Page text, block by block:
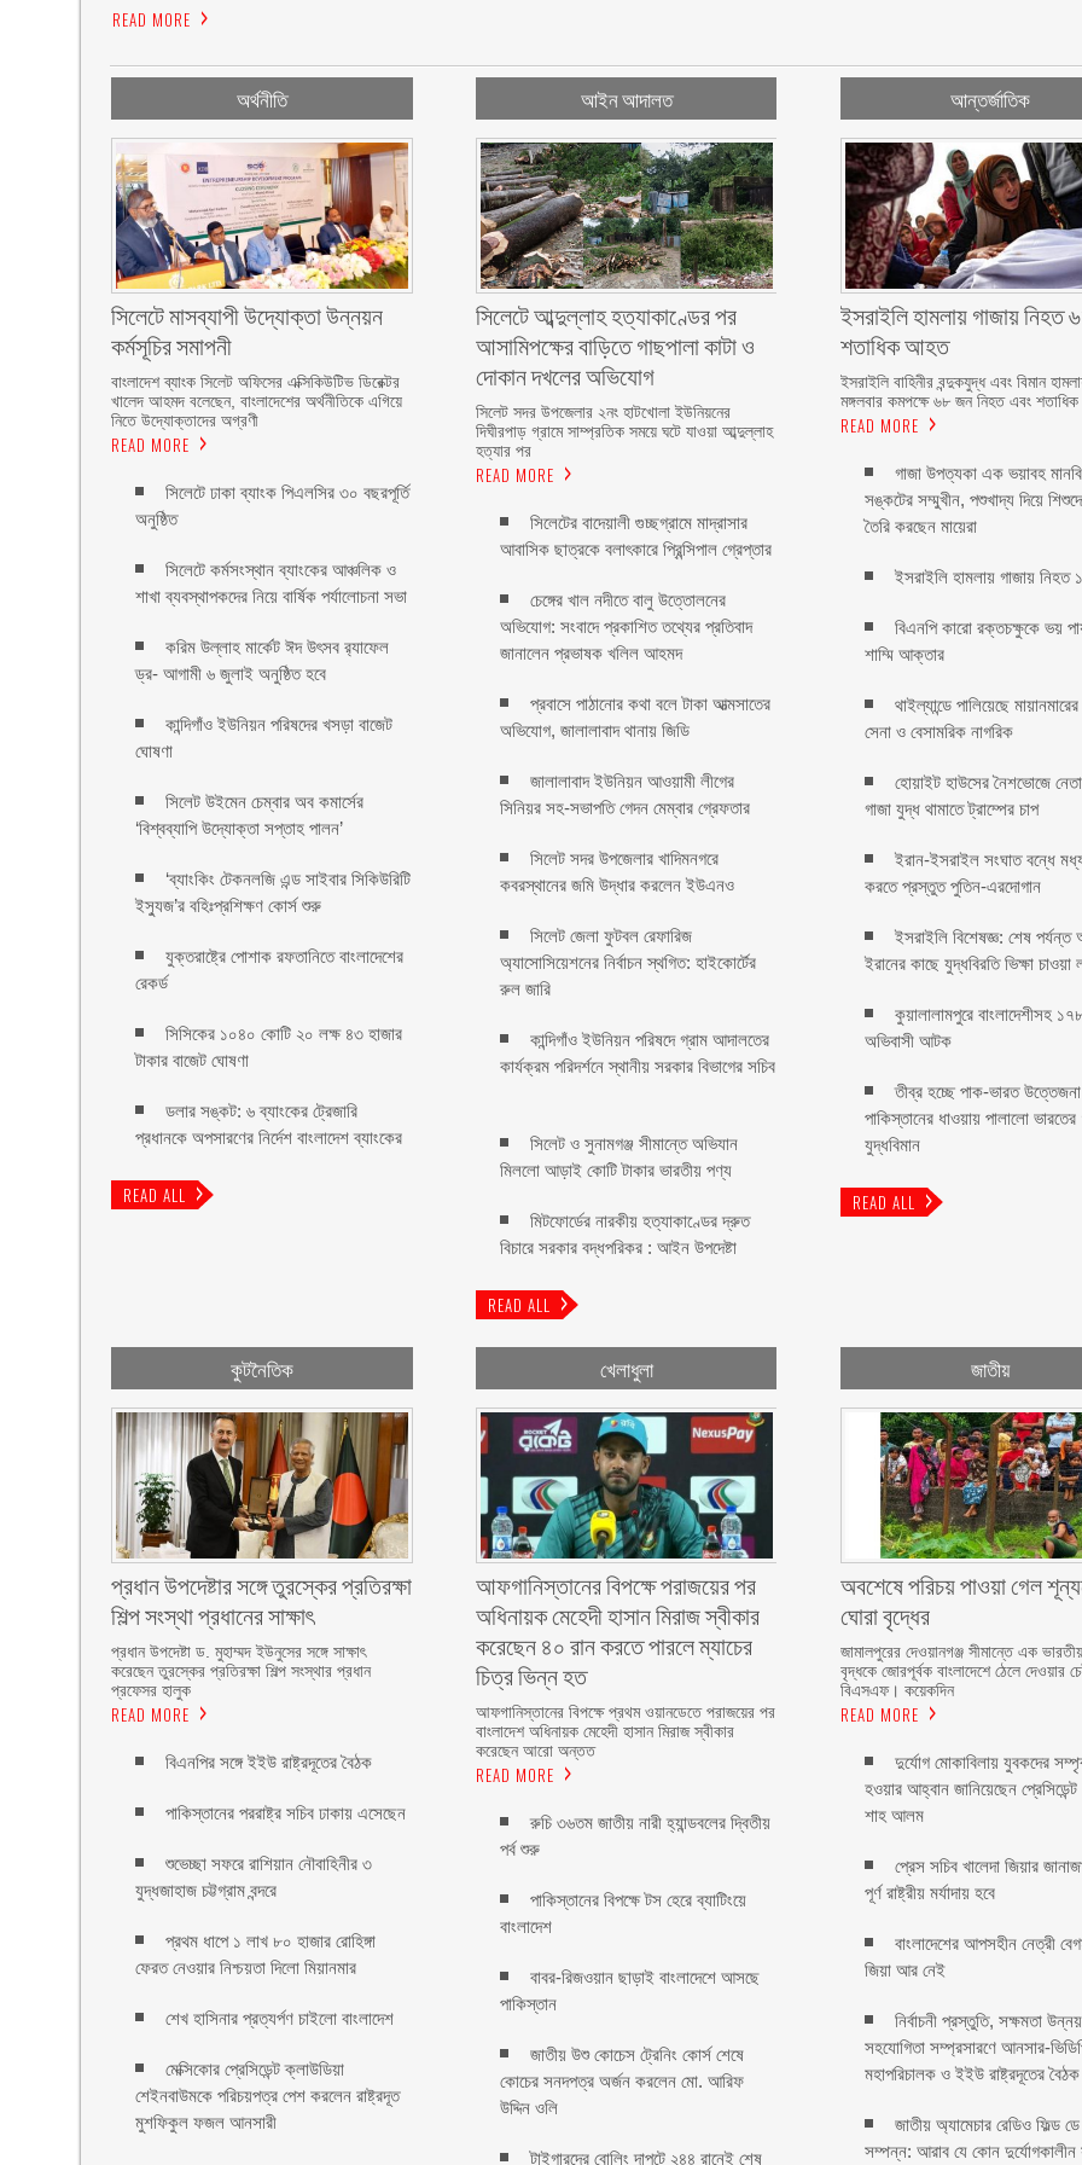
READ MORE
অর্থনীতি
সিলেটে মাসব্যাপী উদ্যোক্তা উন্নয়ন
কর্মসূচির সমাপনী
বাংলাদেশ ব্যাংক সিলেট অফিসের এক্সিকিউটিভ ডিরেক্টর
খালেদ আহমদ বলেছেন, বাংলাদেশের অর্থনীতিকে এগিয়ে
নিতে উদ্যোক্তাদের অগ্রণী
READ MORE
সিলেটে ঢাকা ব্যাংক পিএলসির ৩০ বছরপূর্তি
অনুষ্ঠিত
সিলেটে কর্মসংস্থান ব্যাংকের আঞ্চলিক ও
শাখা ব্যবস্থাপকদের নিয়ে বার্ষিক পর্যালোচনা সভা
করিম উল্লাহ মার্কেট ঈদ উৎসব র‌্যাফেল
ড্র- আগামী ৬ জুলাই অনুষ্ঠিত হবে
কান্দিগাঁও ইউনিয়ন পরিষদের খসড়া বাজেট
ঘোষণা
সিলেট উইমেন চেম্বার অব কমার্সের
‘বিশ্বব্যাপি উদ্যোক্তা সপ্তাহ পালন’
‘ব্যাংকিং টেকনলজি এন্ড সাইবার সিকিউরিটি
ইস্যুজ’র বহিঃপ্রশিক্ষণ কোর্স শুরু
যুক্তরাষ্ট্রে পোশাক রফতানিতে বাংলাদেশের
রেকর্ড
সিসিকের ১০৪০ কোটি ২০ লক্ষ ৪৩ হাজার
টাকার বাজেট ঘোষণা
ডলার সঙ্কট: ৬ ব্যাংকের ট্রেজারি
প্রধানকে অপসারণের নির্দেশ বাংলাদেশ ব্যাংকের
READ ALL
আইন আদালত
সিলেটে আব্দুল্লাহ হত্যাকাণ্ডের পর
আসামিপক্ষের বাড়িতে গাছপালা কাটা ও
দোকান দখলের অভিযোগ
সিলেট সদর উপজেলার ২নং হাটখোলা ইউনিয়নের
দিঘীরপাড় গ্রামে সাম্প্রতিক সময়ে ঘটে যাওয়া আব্দুল্লাহ
হত্যার পর
READ MORE
সিলেটের বাদেয়ালী গুচ্ছগ্রামে মাদ্রাসার
আবাসিক ছাত্রকে বলাৎকারে প্রিন্সিপাল গ্রেপ্তার ‎
চেঙ্গের খাল নদীতে বালু উত্তোলনের
অভিযোগ: সংবাদে প্রকাশিত তথ্যের প্রতিবাদ
জানালেন প্রভাষক খলিল আহমদ
প্রবাসে পাঠানোর কথা বলে টাকা আত্মসাতের
অভিযোগ, জালালাবাদ থানায় জিডি ‎
জালালাবাদ ইউনিয়ন আওয়ামী লীগের
সিনিয়র সহ-সভাপতি গেদন মেম্বার গ্রেফতার
সিলেট সদর উপজেলার খাদিমনগরে
কবরস্থানের জমি উদ্ধার করলেন ইউএনও
সিলেট জেলা ফুটবল রেফারিজ
অ্যাসোসিয়েশনের নির্বাচন স্থগিত: হাইকোর্টের
রুল জারি ‎
কান্দিগাঁও ইউনিয়ন পরিষদে গ্রাম আদালতের
কার্যক্রম পরিদর্শনে স্থানীয় সরকার বিভাগের সচিব
সিলেট ও সুনামগঞ্জ সীমান্তে অভিযান
মিললো আড়াই কোটি টাকার ভারতীয় পণ্য
মিটফোর্ডের নারকীয় হত্যাকাণ্ডের দ্রুত
বিচারে সরকার বদ্ধপরিকর : আইন উপদেষ্টা
READ ALL
আন্তর্জাতিক
ইসরাইলি হামলায় গাজায় নিহত
শতাধিক আহত
ইসরাইলি বাহিনীর বন্দুকযুদ্ধ এবং বিমান
মঙ্গলবার কমপক্ষে ৬৮ জন নিহত এবং
READ MORE
গাজা উপত্যকা এক ভয়াবহ
সঙ্কটের সম্মুখীন, পশুখাদ্য দিয়ে
তৈরি করছেন মায়েরা
ইসরাইলি হামলায় গাজায় নিহত
বিএনপি কারো রক্তচক্ষুকে ভয়
শাম্মি আক্তার
থাইল্যান্ডে পালিয়েছে
সেনা ও বেসামরিক নাগরিক
হোয়াইট হাউসের নৈশভোজে
গাজা যুদ্ধ থামাতে ট্রাম্পের চাপ
ইরান-ইসরাইল সংঘাত বন্ধে
করতে প্রস্তুত পুতিন-এরদোগান
ইসরাইলি বিশেষজ্ঞ: শেষ পর্যন্ত
ইরানের কাছে যুদ্ধবিরতি ভিক্ষা চাওয়া
কুয়ালালামপুরে বাংলাদেশীসহ
অভিবাসী আটক
তীব্র হচ্ছে পাক-ভারত
পাকিস্তানের ধাওয়ায় পালালো ভারতের
যুদ্ধবিমান
READ ALL
কুটনৈতিক
প্রধান উপদেষ্টার সঙ্গে তুরস্কের প্রতিরক্ষা
শিল্প সংস্থা প্রধানের সাক্ষাৎ
প্রধান উপদেষ্টা ড. মুহাম্মদ ইউনুসের সঙ্গে সাক্ষাৎ
করেছেন তুরস্কের প্রতিরক্ষা শিল্প সংস্থার প্রধান
প্রফেসর হালুক
READ MORE
বিএনপির সঙ্গে ইইউ রাষ্ট্রদূতের বৈঠক
পাকিস্তানের পররাষ্ট্র সচিব ঢাকায় এসেছেন
শুভেচ্ছা সফরে রাশিয়ান নৌবাহিনীর ৩
যুদ্ধজাহাজ চট্টগ্রাম বন্দরে
প্রথম ধাপে ১ লাখ ৮০ হাজার রোহিঙ্গা
ফেরত নেওয়ার নিশ্চয়তা দিলো মিয়ানমার
শেখ হাসিনার প্রত্যর্পণ চাইলো বাংলাদেশ
মেক্সিকোর প্রেসিডেন্ট ক্লাউডিয়া
শেইনবাউমকে পরিচয়পত্র পেশ করলেন রাষ্ট্রদূত
মুশফিকুল ফজল আনসারী
খেলাধুলা
আফগানিস্তানের বিপক্ষে পরাজয়ের পর
অধিনায়ক মেহেদী হাসান মিরাজ স্বীকার
করেছেন ৪০ রান করতে পারলে ম্যাচের
চিত্র ভিন্ন হত
আফগানিস্তানের বিপক্ষে প্রথম ওয়ানডেতে পরাজয়ের পর
বাংলাদেশ অধিনায়ক মেহেদী হাসান মিরাজ স্বীকার
করেছেন আরো অন্তত
READ MORE
রুচি ৩৬তম জাতীয় নারী হ্যান্ডবলের দ্বিতীয়
পর্ব শুরু
পাকিস্তানের বিপক্ষে টস হেরে ব্যাটিংয়ে
বাংলাদেশ
বাবর-রিজওয়ান ছাড়াই বাংলাদেশে আসছে
পাকিস্তান
জাতীয় উশু কোচেস ট্রেনিং কোর্স শেষে
কোচের সনদপত্র অর্জন করলেন মো. আরিফ
উদ্দিন ওলি
টাইগারদের বোলিং দাপটে ২৪৪ রানেই শেষ
জাতীয়
অবশেষে পরিচয় পাওয়া গেল
ঘোরা বৃদ্ধের
জামালপুরের দেওয়ানগঞ্জ সীমান্তে এক
বৃদ্ধকে জোরপূর্বক বাংলাদেশে ঠেলে দেওয়ার
বিএসএফ। কয়েকদিন
READ MORE
দুর্যোগ মোকাবিলায় যুবকদের
হওয়ার আহ্বান জানিয়েছেন
শাহ আলম ‎ ‎
প্রেস সচিব খালেদা জিয়ার
পূর্ণ রাষ্ট্রীয় মর্যাদায় হবে
বাংলাদেশের আপসহীন নেত্রী
জিয়া আর নেই
নির্বাচনী প্রস্তুতি, সক্ষমতা
সহযোগিতা সম্প্রসারণে আনসার-
মহাপরিচালক ও ইইউ রাষ্ট্রদূতের বৈঠক
জাতীয় অ্যামেচার রেডিও ফিল্ড
সম্পন্ন: আরাব যে কোন